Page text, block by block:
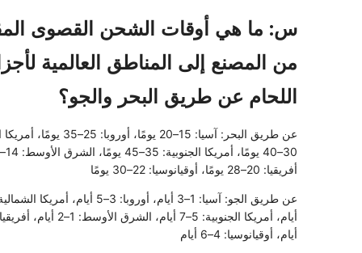
س: ما هي أوقات الشحن القصوى
من المصنع إلى المناطق العالمية
اللحام عن طريق البحر والجو؟
عن طريق البحر: آسيا: 15–20 يومًا،
أفريقيا: 20–28 يومًا، أوقيانوسيا: 22–30 يومًا
أيام، أوقيانوسيا: 4–6 أيام